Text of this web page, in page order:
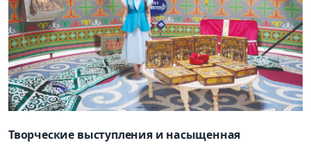
Творческие выступления и насыщенная